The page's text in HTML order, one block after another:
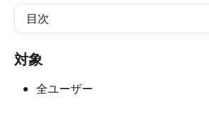
目次
対象
全ユーザー